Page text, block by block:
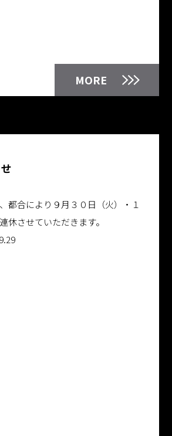
MORE
都合により９月３０日（火）・１
休させていただきます。